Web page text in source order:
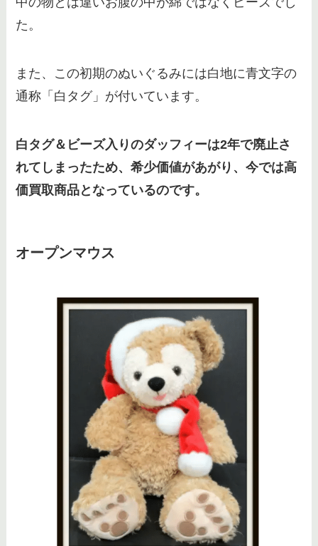
た。
また、この初期のぬいぐるみには白地に青文字の
通称「白タグ」が付いています。
白タグ＆ビーズ入りのダッフィーは2年で廃止さ
れてしまったため、希少価値があがり、今では高
価買取商品となっているのです。
オープンマウス